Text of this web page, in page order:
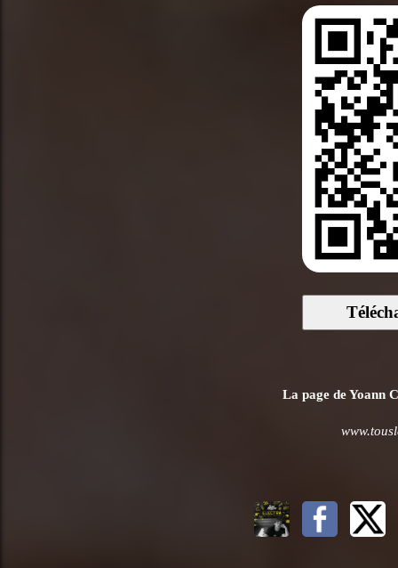
La page de Yoann